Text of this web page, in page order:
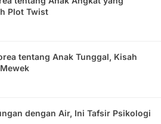
Plot Twist
tentang Anak Tunggal, Kisah
dengan Air, Ini Tafsir Psikologi